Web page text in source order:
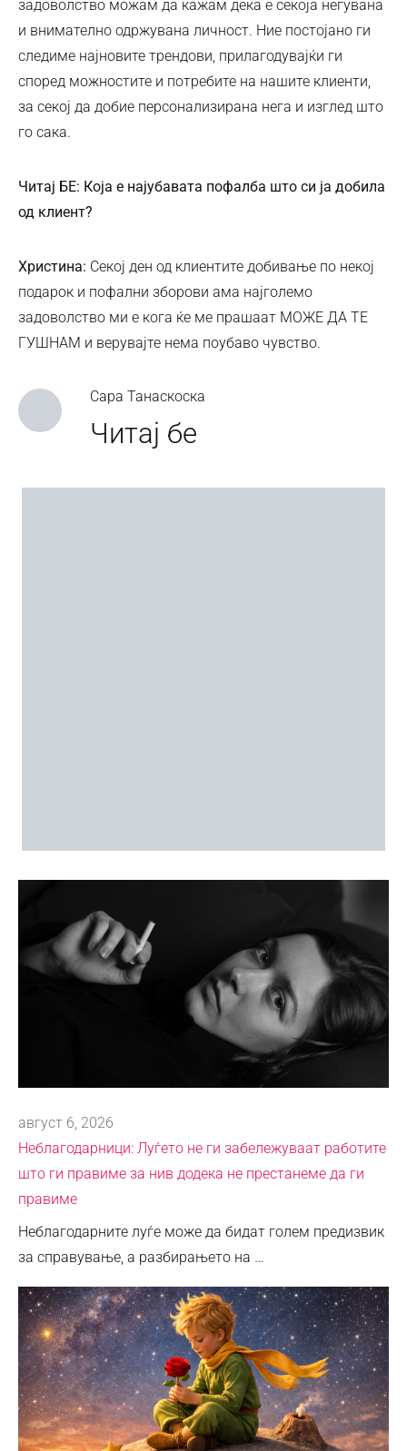
задоволство можам да кажам дека е секоја негувана
и внимателно одржувана личност. Ние постојано ги
следиме најновите трендови, прилагодувајќи ги
според можностите и потребите на нашите клиенти,
за секој да добие персонализирана нега и изглед што
го сака.
Читај БЕ: Која е најубавата пофалба што си ја добила
од клиент?
Христина: Секој ден од клиентите добивање по некој
подарок и пофални зборови ама најголемо
задоволство ми е кога ќе ме прашаат МОЖЕ ДА ТЕ
ГУШНАМ и верувајте нема поубаво чувство.
Сара Танаскоска
Читај бе
август 6, 2026
Неблагодарници: Луѓето не ги забележуваат работите
што ги правиме за нив додека не престанеме да ги
правиме
Неблагодарните луѓе може да бидат голем предизвик
за справување, а разбирањето на …